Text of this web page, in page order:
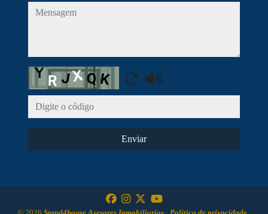
mensagem
Captcha
Enviar